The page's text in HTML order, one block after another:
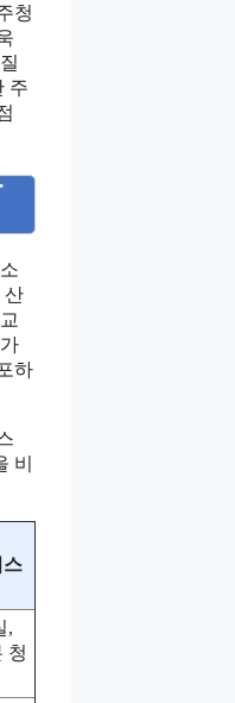
청
주
산
하
비
스
,
청